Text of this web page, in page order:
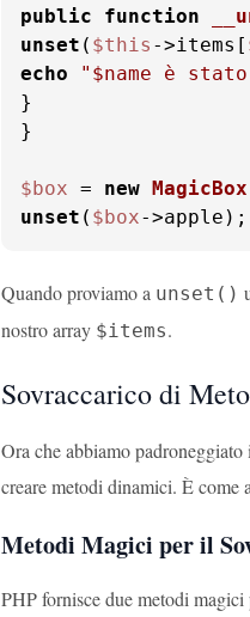
public function
unset ( $this ->items[
echo
" $name è
}
}
$box = new MagicBox
unset ( $box->apple);
Quando proviamo a unset()
nostro array $items.
Sovraccarico di
Ora che abbiamo
creare metodi dinamici. È come
Metodi Magici per il
PHP fornisce due metodi